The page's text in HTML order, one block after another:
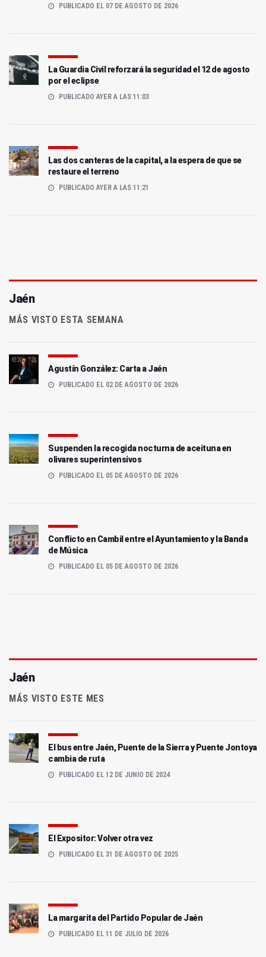
PUBLICADO EL 07 DE AGOSTO DE 2026
La Guardia Civil reforzará la seguridad el 12 de agosto
por el eclipse
PUBLICADO AYER A LAS 11:03
Las dos canteras de la capital, a la espera de que se
restaure el terreno
PUBLICADO AYER A LAS 11:21
Jaén
MÁS VISTO ESTA SEMANA
Agustín González: Carta a Jaén
PUBLICADO EL 02 DE AGOSTO DE 2026
Suspenden la recogida nocturna de aceituna en
olivares superintensivos
PUBLICADO EL 05 DE AGOSTO DE 2026
Conflicto en Cambil entre el Ayuntamiento y la Banda
de Música
PUBLICADO EL 05 DE AGOSTO DE 2026
Jaén
MÁS VISTO ESTE MES
El bus entre Jaén, Puente de la Sierra y Puente Jontoya
cambia de ruta
PUBLICADO EL 12 DE JUNIO DE 2024
El Expositor: Volver otra vez
PUBLICADO EL 31 DE AGOSTO DE 2025
La margarita del Partido Popular de Jaén
PUBLICADO EL 11 DE JULIO DE 2026